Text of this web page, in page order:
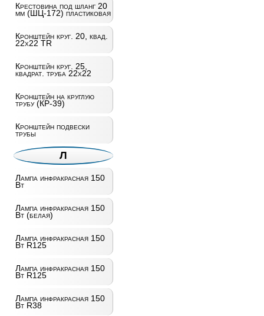
Крестовина под шланг 20
мм (ШЦ-172) пластиковая
Кронштейн круг. 20, квад.
22х22 TR
Кронштейн круг. 25,
квадрат. труба 22х22
Кронштейн на круглую
трубу (КР-39)
Кронштейн подвески
трубы
Л
Лампа инфракрасная 150
Вт
Лампа инфракрасная 150
Вт (белая)
Лампа инфракрасная 150
Вт R125
Лампа инфракрасная 150
Вт R125
Лампа инфракрасная 150
Вт R38